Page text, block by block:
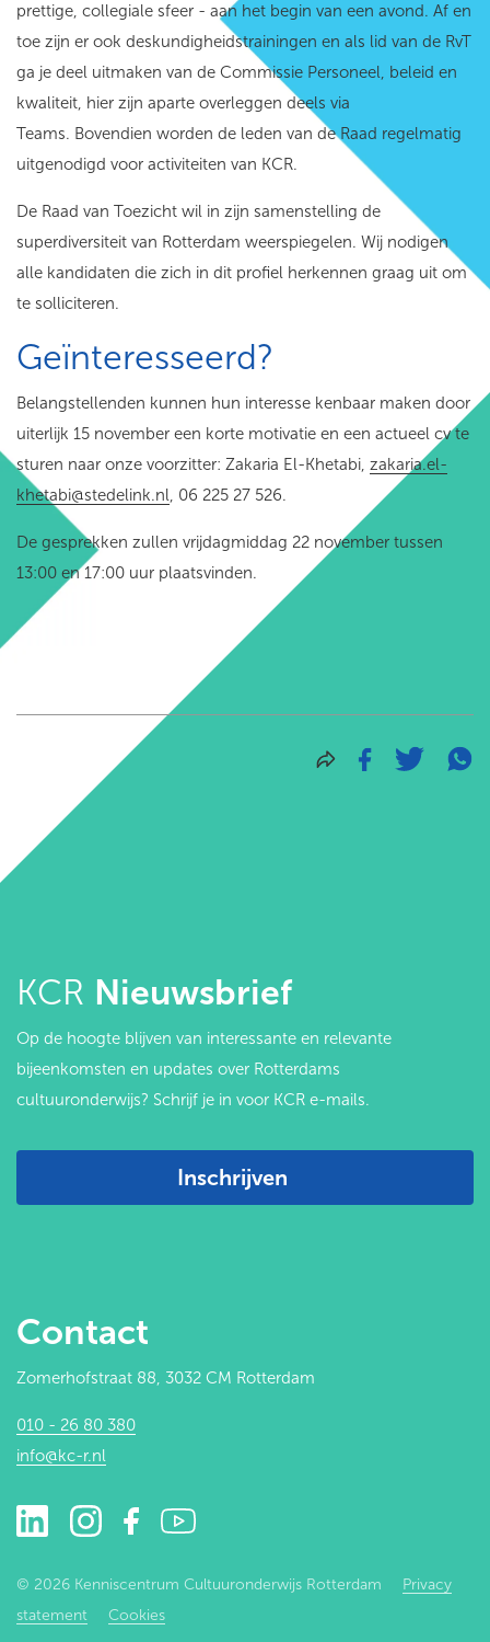
prettige, collegiale sfeer - aan het begin van een avond. Af en
toe zijn er ook deskundigheidstrainingen en als lid van de RvT
ga je deel uitmaken van de Commissie Personeel, beleid en
kwaliteit, hier zijn aparte overleggen deels via
Teams. Bovendien worden de leden van de Raad regelmatig
uitgenodigd voor activiteiten van KCR.
De Raad van Toezicht wil in zijn samenstelling de
superdiversiteit van Rotterdam weerspiegelen. Wij nodigen
alle kandidaten die zich in dit profiel herkennen graag uit om
te solliciteren.
Geïnteresseerd?
Belangstellenden kunnen hun interesse kenbaar maken door
uiterlijk 15 november een korte motivatie en een actueel cv te
sturen naar onze voorzitter: Zakaria El-Khetabi, zakaria.el-
khetabi@stedelink.nl, 06 225 27 526.
De gesprekken zullen vrijdagmiddag 22 november tussen
13:00 en 17:00 uur plaatsvinden.
KCR Nieuwsbrief
Op de hoogte blijven van interessante en relevante
bijeenkomsten en updates over Rotterdams
cultuuronderwijs? Schrijf je in voor KCR e-mails.
Inschrijven
Contact
Zomerhofstraat 88, 3032 CM Rotterdam
010 - 26 80 380
info@kc-r.nl
© 2026 Kenniscentrum Cultuuronderwijs Rotterdam
Privacy
statement
Cookies